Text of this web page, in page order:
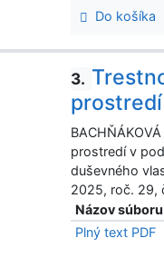
Do košíka
3.
prostredí v
duševného
2025, roč. 29,
Názov súboru
Plný text PDF